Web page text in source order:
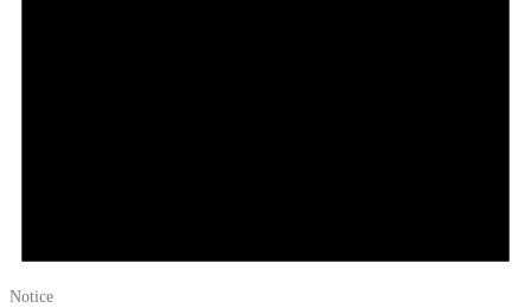
Notice